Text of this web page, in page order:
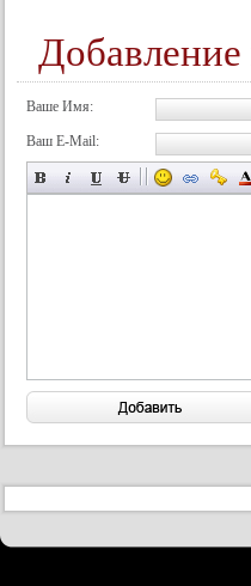
Ваше Имя:
Ваш E-Mail: